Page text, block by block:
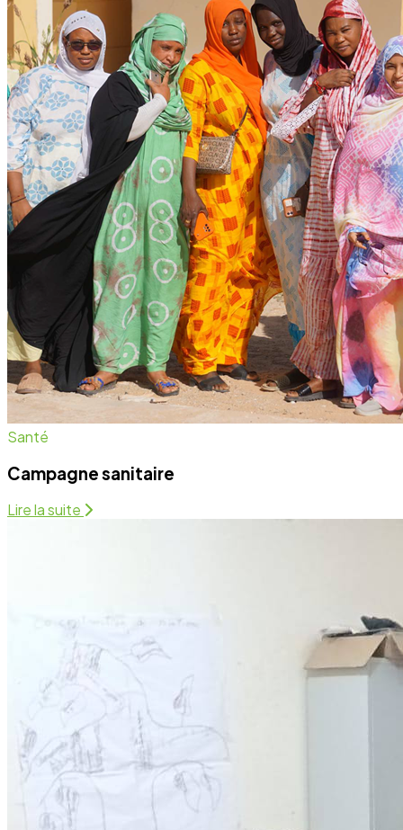
Santé
Campagne sanitaire
Lire la suite